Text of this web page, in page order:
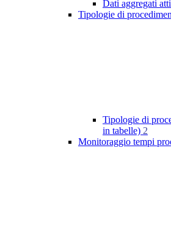
Dati aggregati
Tipologie di
Tipologie di
in tabelle) 2
Monitoraggio tempi